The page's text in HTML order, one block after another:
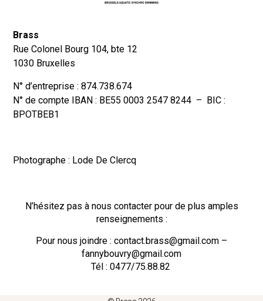
Brass
Rue Colonel Bourg 104, bte 12
1030 Bruxelles
N° d’entreprise : 874.738.674
N° de compte IBAN : BE55 0003 2547 8244 – BIC :
BPOTBEB1
Photographe : Lode De Clercq
N’hésitez pas à nous contacter pour de plus amples
renseignements :
Pour nous joindre : contact.brass@gmail.com –
fannybouvry@gmail.com
Tél : 0477/75.88.82